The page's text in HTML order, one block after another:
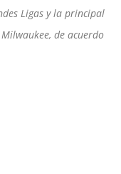
Ligas y la principal
de acuerdo